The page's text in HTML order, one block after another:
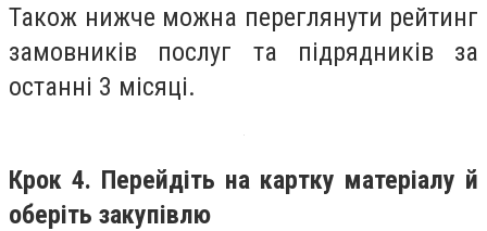
Також нижче можна переглянути рейтинг
замовників послуг та підрядників за
останні 3 місяці.
Крок 4. Перейдіть на картку матеріалу й
оберіть закупівлю